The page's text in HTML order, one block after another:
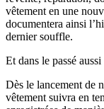
vêtement en une
documentera ainsi
dernier souffle.
Et dans le passé aussi
Dès le lancement de
vêtement suivra en